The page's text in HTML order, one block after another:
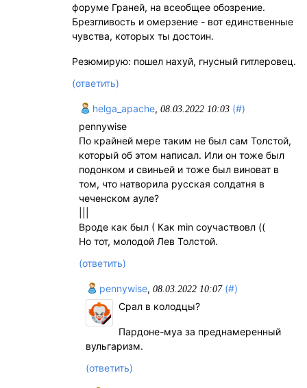
форуме Граней, на всеобщее обозрение.
Брезгливость и омерзение - вот единственные
чувства, которых ты достоин.
Резюмирую: пошел нахуй, гнусный гитлеровец.
(ответить)
helga_apache,08.03.2022 10:03 (#)
pennywise
По крайней мере таким не был сам Толстой,
который об этом написал. Или он тоже был
подонком и свиньей и тоже был виноват в
том, что натворила русская солдатня в
чеченском ауле?
Вроде как был ( Как min соучаствовл ((
Но тот, молодой Лев Толстой.
(ответить)
pennywise, 08.03.2022 10:07 (#)
Срал в колодцы?
Пардоне-муа за преднамеренный
вульгаризм.
(ответить)